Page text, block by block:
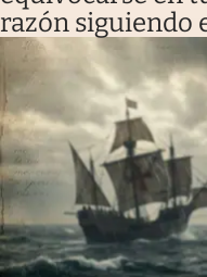
razón siguiendo